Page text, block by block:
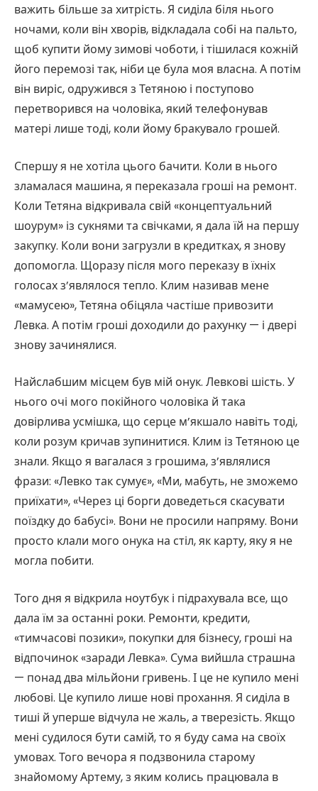
важить більше за хитрість. Я сиділа біля нього
ночами, коли він хворів, відкладала собі на пальто,
щоб купити йому зимові чоботи, і тішилася кожній
його перемозі так, ніби це була моя власна. А потім
він виріс, одружився з Тетяною і поступово
перетворився на чоловіка, який телефонував
матері лише тоді, коли йому бракувало грошей.
Спершу я не хотіла цього бачити. Коли в нього
зламалася машина, я переказала гроші на ремонт.
Коли Тетяна відкривала свій «концептуальний
шоурум» із сукнями та свічками, я дала їй на першу
закупку. Коли вони загрузли в кредитках, я знову
допомогла. Щоразу після мого переказу в їхніх
голосах з’являлося тепло. Клим називав мене
«мамусею», Тетяна обіцяла частіше привозити
Левка. А потім гроші доходили до рахунку — і двері
знову зачинялися.
Найслабшим місцем був мій онук. Левкові шість. У
нього очі мого покійного чоловіка й така
довірлива усмішка, що серце м’якшало навіть тоді,
коли розум кричав зупинитися. Клим із Тетяною це
знали. Якщо я вагалася з грошима, з’являлися
фрази: «Левко так сумує», «Ми, мабуть, не зможемо
приїхати», «Через ці борги доведеться скасувати
поїздку до бабусі». Вони не просили напряму. Вони
просто клали мого онука на стіл, як карту, яку я не
могла побити.
Того дня я відкрила ноутбук і підрахувала все, що
дала їм за останні роки. Ремонти, кредити,
«тимчасові позики», покупки для бізнесу, гроші на
відпочинок «заради Левка». Сума вийшла страшна
— понад два мільйони гривень. І це не купило мені
любові. Це купило лише нові прохання. Я сиділа в
тиші й уперше відчула не жаль, а тверезість. Якщо
мені судилося бути самій, то я буду сама на своїх
умовах. Того вечора я подзвонила старому
знайомому Артему, з яким колись працювала в